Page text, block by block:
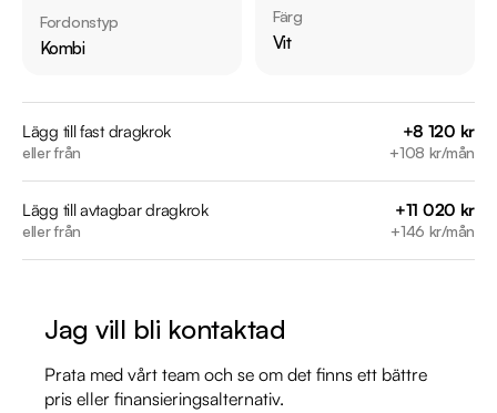
Övrig information om bilen:
Årsskatt: Endast 360 kr
Elräckvidd enligt WLTP på 60 km
Besiktigad till och med 2027-02-28
Endast XX tidigare brukare
Leasbar för företag
Möjlighet till 12-60 månaders garanti
2024-02-15 - 5603 mil
2026-04-15 - 12326 mil
Fordonstyp
Kombi
Färg
Vit
Lägg till fast dragkrok
eller från
+8 120 kr
+108 kr/mån
Lägg till avtagbar dragkrok
eller från
+11 020 kr
+146 kr/mån
Jag vill bli kontaktad
Prata med vårt team och se om det finns ett bättre
pris eller finansieringsalternativ.